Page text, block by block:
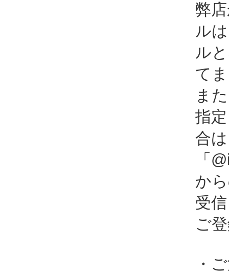
弊
ル
ル
て
ま
指
合
「
か
受
ご
・